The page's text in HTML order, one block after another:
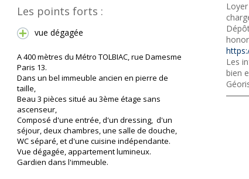
Les points forts :
vue dégagée
A 400 mètres du Métro TOLBIAC, rue Damesme
Paris 13.
Dans un bel immeuble ancien en pierre de
taille,
Beau 3 pièces situé au 3ème étage sans
ascenseur,
Composé d'une entrée, d'un dressing, d'un
séjour, deux chambres, une salle de douche,
WC séparé, et d'une cuisine indépendante.
Vue dégagée, appartement lumineux.
Gardien dans l'immeuble.
Les
bien